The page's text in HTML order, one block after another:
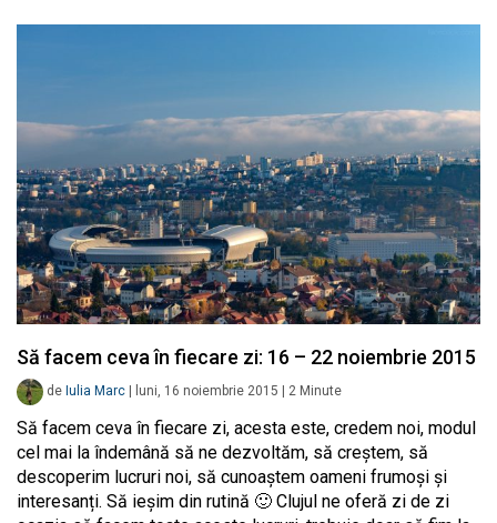
Să facem ceva în fiecare zi: 16 – 22 noiembrie 2015
de Iulia Marc luni, 16 noiembrie 2015 2 Minute
Să facem ceva în fiecare zi, acesta este, credem noi, modul
cel mai la îndemână să ne dezvoltăm, să creștem, să
descoperim lucruri noi, să cunoaștem oameni frumoși și
interesanți. Să ieșim din rutină 🙂 Clujul ne oferă zi de zi